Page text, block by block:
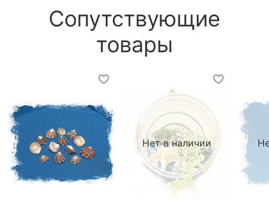
Сопутствующие
товары
Нет в наличии